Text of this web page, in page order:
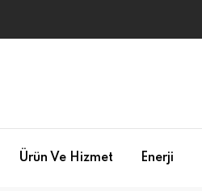
Ürün Ve Hizmet Enerji